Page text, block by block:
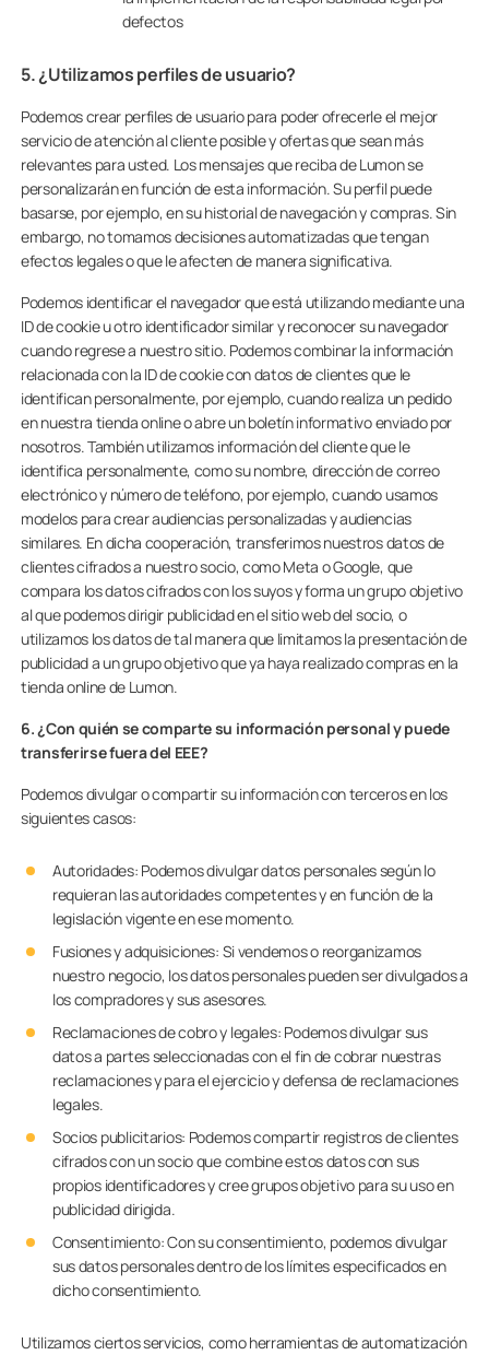
defectos
5. ¿Utilizamos perfiles de usuario?
Podemos crear perfiles de usuario para poder ofrecerle el mejor
servicio de atención al cliente posible y ofertas que sean más
relevantes para usted. Los mensajes que reciba de Lumon se
personalizarán en función de esta información. Su perfil puede
basarse, por ejemplo, en su historial de navegación y compras. Sin
embargo, no tomamos decisiones automatizadas que tengan
efectos legales o que le afecten de manera significativa.
Podemos identificar el navegador que está utilizando mediante una
ID de cookie u otro identificador similar y reconocer su navegador
cuando regrese a nuestro sitio. Podemos combinar la información
relacionada con la ID de cookie con datos de clientes que le
identifican personalmente, por ejemplo, cuando realiza un pedido
en nuestra tienda online o abre un boletín informativo enviado por
nosotros. También utilizamos información del cliente que le
identifica personalmente, como su nombre, dirección de correo
electrónico y número de teléfono, por ejemplo, cuando usamos
modelos para crear audiencias personalizadas y audiencias
similares. En dicha cooperación, transferimos nuestros datos de
clientes cifrados a nuestro socio, como Meta o Google, que
compara los datos cifrados con los suyos y forma un grupo objetivo
al que podemos dirigir publicidad en el sitio web del socio, o
utilizamos los datos de tal manera que limitamos la presentación de
publicidad a un grupo objetivo que ya haya realizado compras en la
tienda online de Lumon.
6. ¿Con quién se comparte su información personal y puede
transferirse fuera del EEE?
Podemos divulgar o compartir su información con terceros en los
siguientes casos:
Autoridades: Podemos divulgar datos personales según lo
requieran las autoridades competentes y en función de la
legislación vigente en ese momento.
Fusiones y adquisiciones: Si vendemos o reorganizamos
nuestro negocio, los datos personales pueden ser divulgados a
los compradores y sus asesores.
Reclamaciones de cobro y legales: Podemos divulgar sus
datos a partes seleccionadas con el fin de cobrar nuestras
reclamaciones y para el ejercicio y defensa de reclamaciones
legales.
Socios publicitarios: Podemos compartir registros de clientes
cifrados con un socio que combine estos datos con sus
propios identificadores y cree grupos objetivo para su uso en
publicidad dirigida.
Consentimiento: Con su consentimiento, podemos divulgar
sus datos personales dentro de los límites especificados en
dicho consentimiento.
Utilizamos ciertos servicios, como herramientas de automatización